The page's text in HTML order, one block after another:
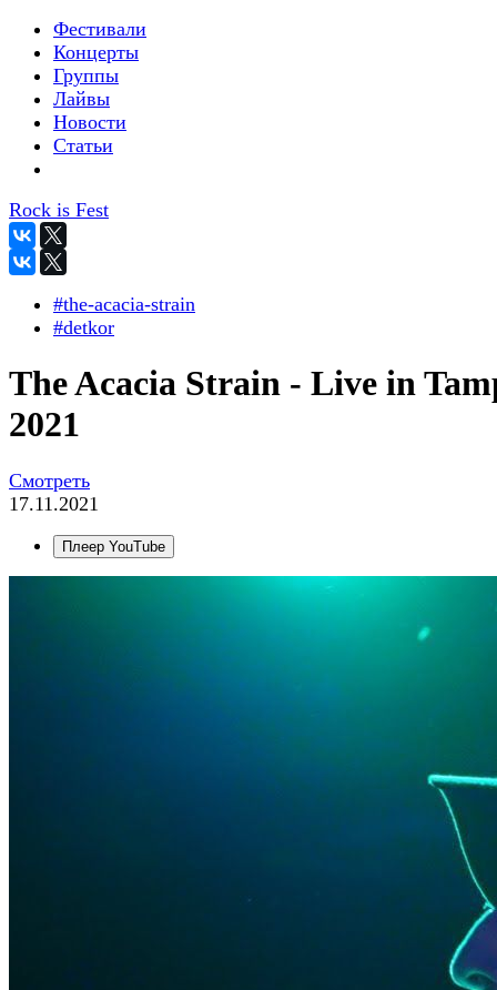
Фестивали
Концерты
Группы
Лайвы
Новости
Статьи
Rock is Fest
#the-acacia-strain
#detkor
The Acacia Strain - Live in
2021
Смотреть
17.11.2021
Плеер YouTube